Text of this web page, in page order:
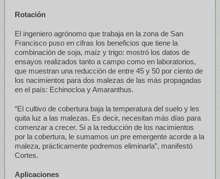
Rotación
El ingeniero agrónomo que trabaja en la zona de San
Francisco puso en cifras los beneficios que tiene la
combinación de soja, maíz y trigo: mostró los datos de
ensayos realizados tanto a campo como en laboratorios,
que muestran una reducción de entre 45 y 50 por ciento de
los nacimientos para dos malezas de las más propagadas
en el país: Echinocloa y Amaranthus.
“El cultivo de cobertura baja la temperatura del suelo y les
quita luz a las malezas. Es decir, necesitan más días para
comenzar a crecer. Si a la reducción de los nacimientos
por la cobertura, le sumamos un pre emergente acorde a la
maleza, prácticamente podremos eliminarla”, manifestó
Cortes.
Aplicaciones